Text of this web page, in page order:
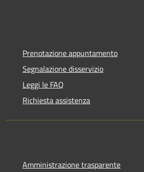
Prenotazione appuntamento
Segnalazione disservizio
Leggi le FAQ
Richiesta assistenza
Amministrazione trasparente